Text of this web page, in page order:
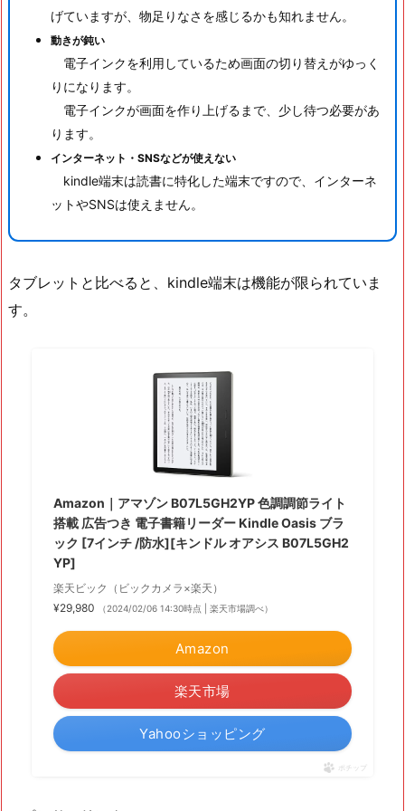
げていますが、物足りなさを感じるかも知れません。
動きが鈍い
電子インクを利用しているため画面の切り替えがゆっく
りになります。
電子インクが画面を作り上げるまで、少し待つ必要があ
ります。
インターネット・SNSなどが使えない
kindle端末は読書に特化した端末ですので、インターネ
ットやSNSは使えません。
タブレットと比べると、kindle端末は機能が限られていま
す。
Amazon｜アマゾン B07L5GH2YP 色調調節ライト
搭載 広告つき 電子書籍リーダー Kindle Oasis ブラ
ック [7インチ /防水][キンドル オアシス B07L5GH2
YP]
楽天ビック（ビックカメラ×楽天）
¥29,980
（2024/02/06 14:30時点 | 楽天市場調べ）
Amazon
楽天市場
Yahooショッピング
ポチップ